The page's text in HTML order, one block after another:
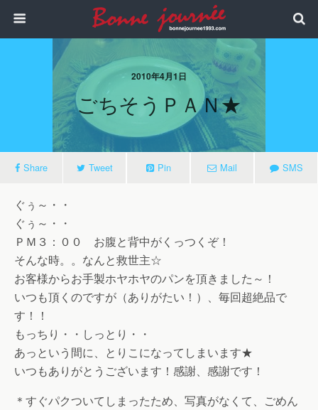
2010年4月1日
ごちそうＰＡＮ★
Share Tweet Pin Mail SMS
ぐぅ～・・
ぐぅ～・・
ＰＭ３：００ お腹と背中がくっつくぞ！
そんな時。。なんと救世主☆
お客様からお手製ホヤホヤのパンを頂きました～！
いつも頂くのですが（ありがたい！）、毎回超絶品で
す！！
もっちり・・しっとり・・
あっという間に、とりこになってしまいます★
いつもありがとうございます！感謝、感謝です！
＊すぐパクついてしまったため、写真がなくて、ごめん